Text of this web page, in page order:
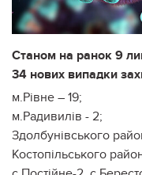
Станом на ранок 9
34 нових випадки
м.Рівне – 19;
м.Радивилів - 2;
Здолбунівського
Костопільського